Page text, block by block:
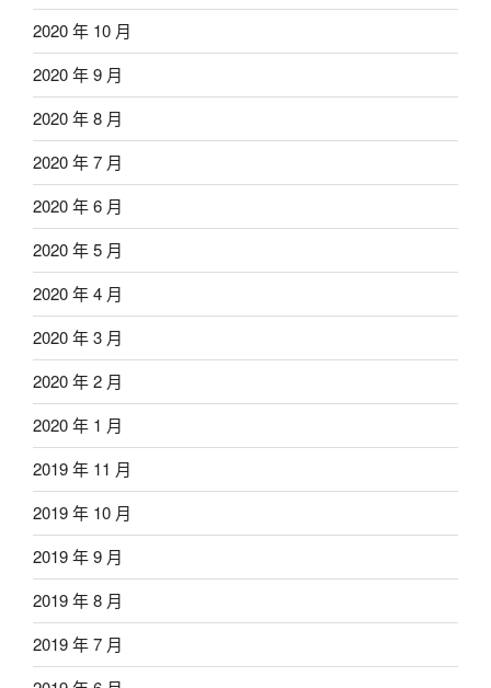
2020 年 10 月
2020 年 9 月
2020 年 8 月
2020 年 7 月
2020 年 6 月
2020 年 5 月
2020 年 4 月
2020 年 3 月
2020 年 2 月
2020 年 1 月
2019 年 11 月
2019 年 10 月
2019 年 9 月
2019 年 8 月
2019 年 7 月